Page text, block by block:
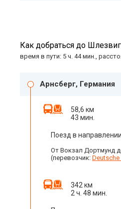
Как добраться до
время в пути: 5 ч. 44 мин.,
Арнсберг, Германия
58,6 км
43 мин.
Поезд в
От Вокзал Дортмунд
(перевозчик: Deutsche
342 км
2 ч. 48 мин.